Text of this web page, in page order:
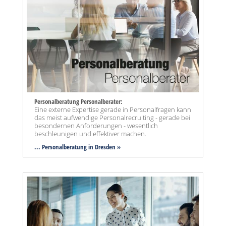
Personalberatung Personalberater:
Eine externe Expertise gerade in Personalfragen kann
das meist aufwendige Personalrecruiting - gerade bei
besondernen Anforderungen - wesentlich
beschleunigen und effektiver machen.
... Personalberatung in Dresden »